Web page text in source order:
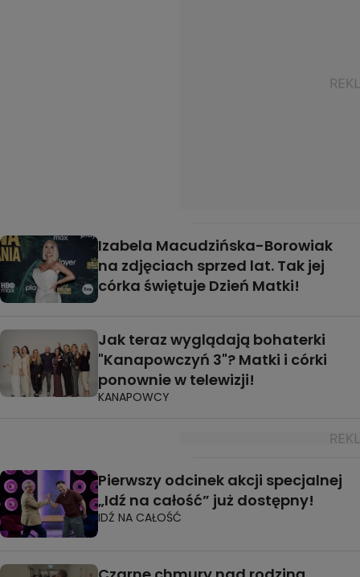
Izabela Macudzińska-Borowiak
na zdjęciach sprzed lat. Tak jej
córka świętuje Dzień Matki!
Jak teraz wyglądają bohaterki
"Kanapowczyń 3"? Matki i córki
ponownie w telewizji!
KANAPOWCY
Pierwszy odcinek akcji specjalnej
„Idź na całość” już dostępny!
IDŹ NA CAŁOŚĆ